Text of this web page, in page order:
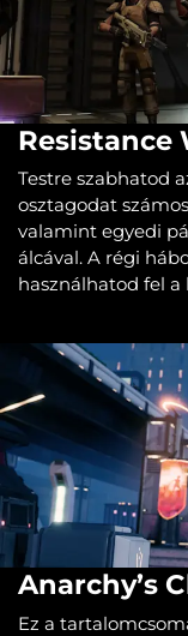
Resistance
Testre szabhatod
osztagodat
valamint egyedi
álcával. A régi
használhatod fel
Anarchy’s
Ez a